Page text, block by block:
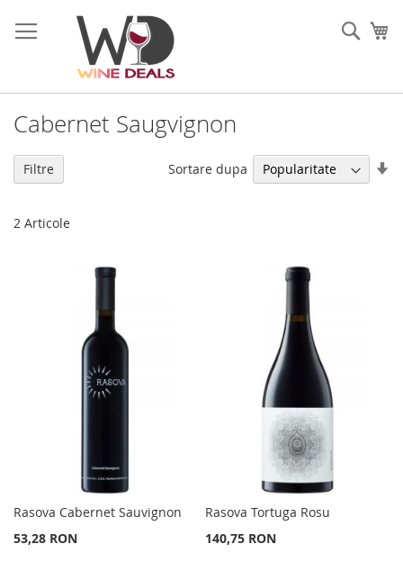
la
Continut
Cabernet Saugvignon
2 Articole
Sortare dupa
Rasova Cabernet Sauvignon
53,28 RON
Rasova Tortuga Rosu
140,75 RON
Filtre